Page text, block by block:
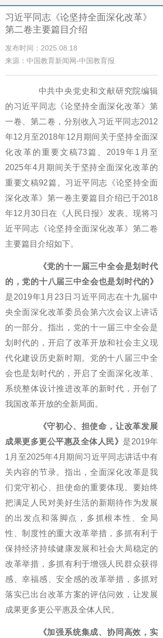
习近平同志《论坚持全面深化改革》
第二卷主要篇目介绍
发布时间：2025.08.18
来源：中国教育新闻网-中国教育报
中共中央党史和文献研究院编辑
的习近平同志《论坚持全面深化改革》第
一卷、第二卷，分别收入习近平同志2012
年12月至2018年12月期间关于坚持全面深
化改革的重要文稿73篇、2019年1月至
2025年4月期间关于坚持全面深化改革的
重要文稿92篇。习近平同志《论坚持全面
深化改革》第一卷主要篇目介绍已于2018
年12月30日在《人民日报》发表。现将习
近平同志《论坚持全面深化改革》第二卷
主要篇目介绍如下。
《党的十一届三中全会是划时代
的，党的十八届三中全会也是划时代的》
是2019年1月23日习近平同志在十九届中
央全面深化改革委员会第六次会议上讲话
的一部分。指出，党的十一届三中全会是
划时代的，开启了改革开放和社会主义现
代化建设历史新时期。党的十八届三中全
会也是划时代的，开启了全面深化改革、
系统整体设计推进改革的新时代，开创了
我国改革开放的全新局面。
《守初心、担使命，让改革发展
成果更多更公平惠及全体人民》 是2019年
1月至2025年4月期间习近平同志讲话中有
关内容的节录。指出，全面深化改革是我
们党守初心、担使命的重要体现。要始终
把满足人民对美好生活的新期待作为发展
的出发点和落脚点，多抓根本性、全局
性、制度性的重大改革举措，多抓有利于
保持经济持续健康发展和社会大局稳定的
改革举措，多抓有利于增强人民群众获得
感、幸福感、安全感的改革举措，多抓对
落实已出台改革方案的评估问效，让发展
成果更多更公平惠及全体人民。
《加强系统集成、协同高效，实